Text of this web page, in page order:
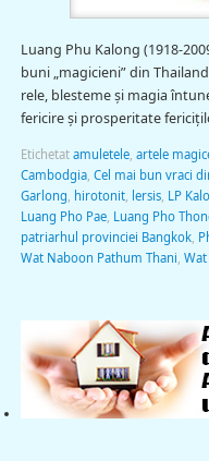
Luang Phu Kalong (1918-
buni „magicieni” din
rele, blesteme și magia
fericire și prosperitate
Etichetat amuletele, artele
Cambodgia, Cel mai bun vraci
Garlong hirotonit, lersis, LP
Luang Pho Pae, Luang Pho
patriarhul provinciei Bangkok,
Wat Naboon Pathum Thani